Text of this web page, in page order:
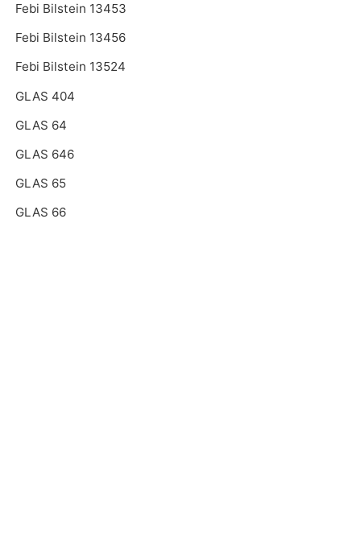
Febi Bilstein 13453
Febi Bilstein 13456
Febi Bilstein 13524
GLAS 404
GLAS 64
GLAS 646
GLAS 65
GLAS 66